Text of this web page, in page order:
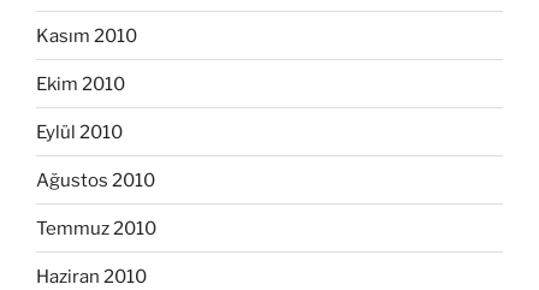
Kasım 2010
Ekim 2010
Eylül 2010
Ağustos 2010
Temmuz 2010
Haziran 2010